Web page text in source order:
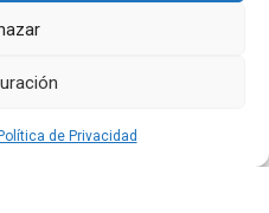
Política de Privacidad